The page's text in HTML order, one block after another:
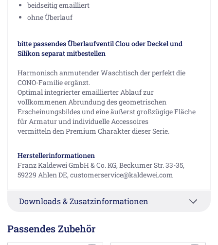
beidseitig emailliert
ohne Überlauf
bitte passendes Überlaufventil Clou oder Deckel und
Silikon separat mitbestellen
Harmonisch anmutender Waschtisch der perfekt die
CONO-Familie ergänzt.
Optimal integrierter emaillierter Ablauf zur
vollkommenen Abrundung des geometrischen
Erscheinungsbildes und eine äußerst großzügige Fläche
für Armatur und individuelle Accessoires
vermitteln den Premium Charakter dieser Serie.
Herstellerinformationen
Franz Kaldewei GmbH & Co. KG, Beckumer Str. 33-35,
59229 Ahlen DE, customerservice@kaldewei.com
Downloads & Zusatzinformationen
Passendes Zubehör